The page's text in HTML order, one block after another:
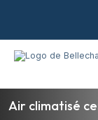
Air climatisé